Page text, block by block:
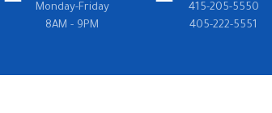
415-205-5550
405-222-5551
Monday-Friday
8AM - 9PM